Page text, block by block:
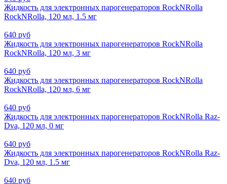
Жидкость для электронных парогенераторов RockNRolla
RockNRolla, 120 мл, 1.5 мг
640 руб
Жидкость для электронных парогенераторов RockNRolla
RockNRolla, 120 мл, 3 мг
640 руб
Жидкость для электронных парогенераторов RockNRolla
RockNRolla, 120 мл, 6 мг
640 руб
Жидкость для электронных парогенераторов RockNRolla Raz-
Dva, 120 мл, 0 мг
640 руб
Жидкость для электронных парогенераторов RockNRolla Raz-
Dva, 120 мл, 1.5 мг
640 руб